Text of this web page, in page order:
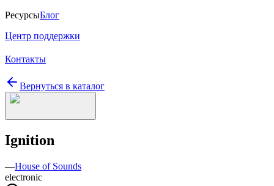
РесурсыБлог
Центр поддержки
Контакты
Вернуться в каталог
Ignition
—House of Sounds
electronic